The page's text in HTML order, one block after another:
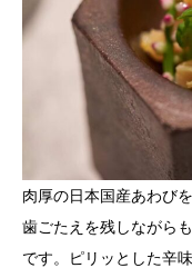
肉厚の日本国産あわび
歯ごたえを残しながら
です。ピリッとした辛